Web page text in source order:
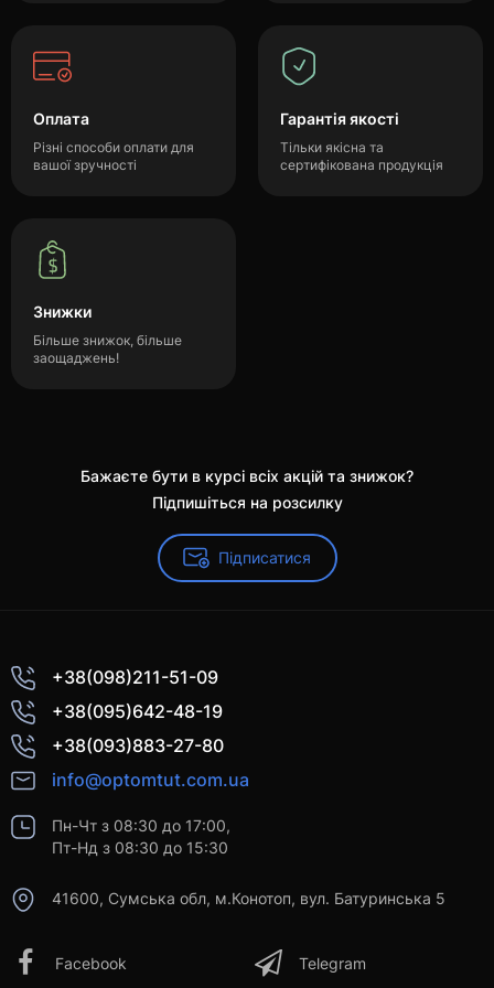
Оплата
Різні способи оплати для
вашої зручності
Гарантія якості
Тільки якісна та
сертифікована продукція
Знижки
Більше знижок, більше
заощаджень!
Бажаєте бути в курсі всіх акцій та знижок?
Підпишіться на розсилку
Підписатися
+38(098)211-51-09
+38(095)642-48-19
+38(093)883-27-80
info@optomtut.com.ua
Пн-Чт з 08:30 до 17:00,
Пт-Нд з 08:30 до 15:30
41600, Сумська обл, м.Конотоп, вул. Батуринська 5
Facebook Telegram